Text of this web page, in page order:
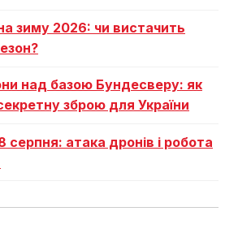
зиму 2026: чи вистачить
над базою Бундесверу: як
зброю для України
серпня: атака дронів і робота